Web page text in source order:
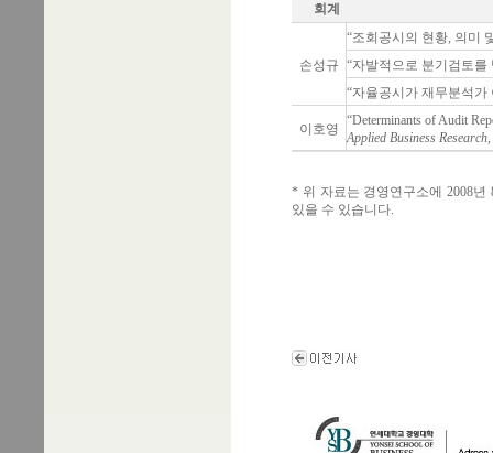
회계
손성규
“조회공시의 현황, 의미
“자발적으로 분기검토를
“자율공시가 재무분석가
이호영
“Determinants of Audit
Applied Business
* 위 자료는 경영연구소에 2008
있을 수 있습니다.